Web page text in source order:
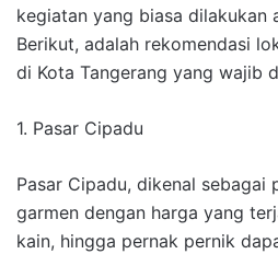
kegiatan yang biasa dilakukan
Berikut, adalah rekomendasi
di Kota Tangerang yang wajib
1. Pasar Cipadu
Pasar Cipadu, dikenal sebagai
garmen dengan harga yang
kain, hingga pernak pernik